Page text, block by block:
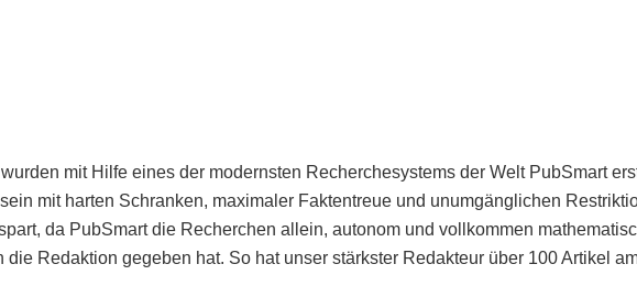
mit Hilfe eines der modernsten Recherchesystems der Welt PubSmart
mit harten Schranken, maximaler Faktentreue und unumgänglichen
da PubSmart die Recherchen allein, autonom und vollkommen
Redaktion gegeben hat. So hat unser stärkster Redakteur über 100 Artikel